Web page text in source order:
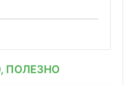
ПОЛЕЗНО